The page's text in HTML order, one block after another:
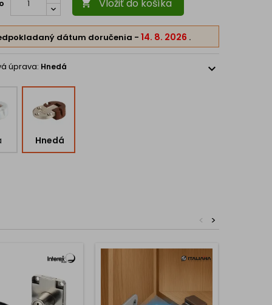
 Vložiť do košíka
dátum doručenia - 14. 8. 2026 .
úprava: Hnedá expand_more
Hnedá
>
<